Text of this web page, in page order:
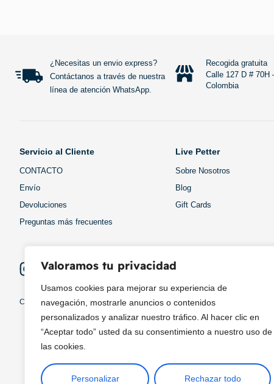
Valoramos tu privacidad
Usamos cookies para mejorar su experiencia de
navegación, mostrarle anuncios o contenidos
personalizados y analizar nuestro tráfico. Al hacer clic en
“Aceptar todo” usted da su consentimiento a nuestro uso de
las cookies.
Personalizar Rechazar todo
¿Necesitas un envio express?
Contáctanos a través de nuestra
línea de atención WhatsApp.
Recogida gratuita
Calle 127 D # 70H
Colombia
Servicio al Cliente
CONTACTO
Envío
Devoluciones
Preguntas más frecuentes
Live Petter
Sobre Nosotros
Blog
Gift Cards
Copyright © 2025 ¦ livepetter: Todos los derechos reservados. política de